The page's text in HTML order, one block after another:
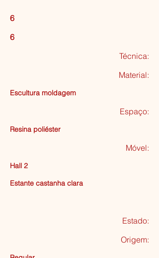
6
6
Técnica:
Material:
Escultura moldagem
Espaço:
Resina poliéster
Móvel:
Hall 2
Estante castanha clara
Estado:
Origem: